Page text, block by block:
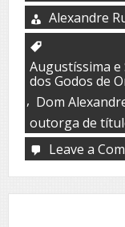
Alexandre
Augustíssima e
dos Godos de
, Dom
outorga de
Leave a